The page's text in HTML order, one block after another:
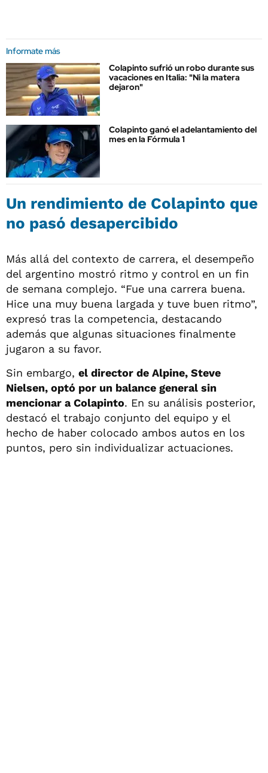
Informate más
Colapinto sufrió un robo durante sus
vacaciones en Italia: "Ni la matera
dejaron"
Colapinto ganó el adelantamiento del
mes en la Fórmula 1
Un rendimiento de Colapinto que
no pasó desapercibido
Más allá del contexto de carrera, el desempeño
del argentino mostró ritmo y control en un fin
de semana complejo. “Fue una carrera buena.
Hice una muy buena largada y tuve buen ritmo”,
expresó tras la competencia, destacando
además que algunas situaciones finalmente
jugaron a su favor.
Sin embargo, el director de Alpine, Steve
Nielsen, optó por un balance general sin
mencionar a Colapinto. En su análisis posterior,
destacó el trabajo conjunto del equipo y el
hecho de haber colocado ambos autos en los
puntos, pero sin individualizar actuaciones.